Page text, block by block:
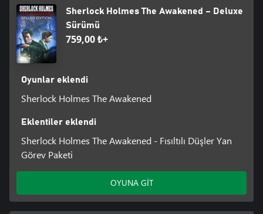
Sherlock Holmes The Awakened – Deluxe
Sürümü
759,00 ₺+
Oyunlar eklendi
Sherlock Holmes The Awakened
Eklentiler eklendi
Sherlock Holmes The Awakened - Fısıltılı Düşler Yan
Görev Paketi
OYUNA GİT